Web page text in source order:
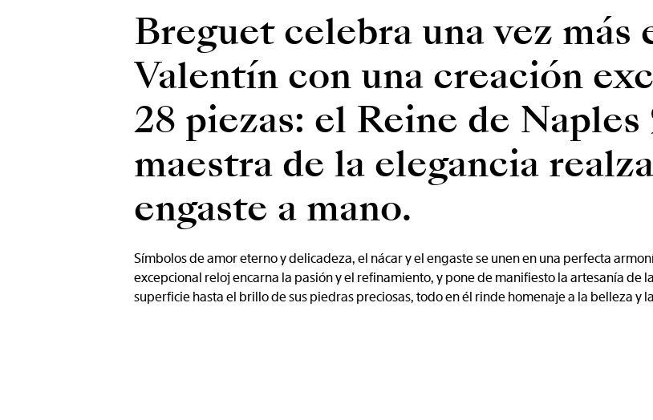
Breguet celebra una vez más
Valentín con una creación
28 piezas: el Reine de Naples
maestra de la elegancia
engaste a mano.
Símbolos de amor eterno y delicadeza, el nácar y el engaste se unen en una perfecta
excepcional reloj encarna la pasión y el refinamiento, y pone de manifiesto la artesanía de
superficie hasta el brillo de sus piedras preciosas, todo en él rinde homenaje a la belleza y